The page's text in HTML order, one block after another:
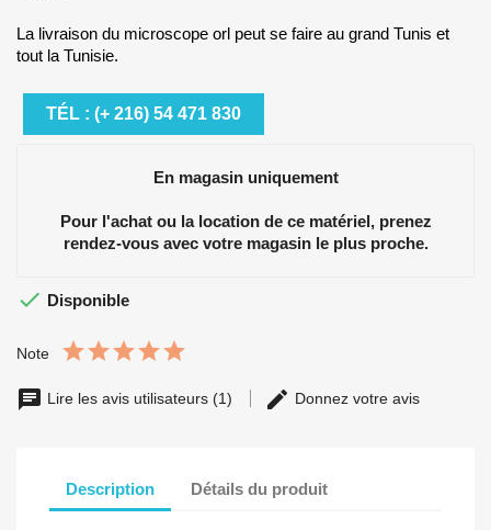
La livraison du microscope orl peut se faire au grand Tunis et
tout la Tunisie.
TÉL : (+ 216) 54 471 830
En magasin uniquement
Pour l'achat ou la location de ce matériel, prenez
rendez-vous avec votre magasin le plus proche.
 Disponible
Note
Lire les avis utilisateurs (1) Donnez votre avis
Description Détails du produit